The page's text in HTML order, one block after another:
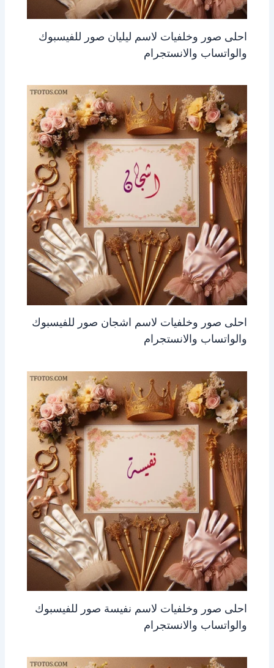
احلى صور وخلفيات لاسم ليليان صور للفيسبوك
والواتساب والانستجرام
احلى صور وخلفيات لاسم اشجان صور للفيسبوك
والواتساب والانستجرام
احلى صور وخلفيات لاسم نفيسة صور للفيسبوك
والواتساب والانستجرام